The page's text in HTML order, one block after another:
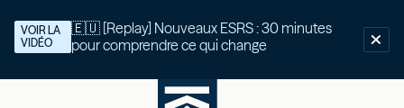
🇪🇺 [Replay] Nouveaux ESRS : 30 minutes
pour comprendre ce qui change
VOIR LA
VIDÉO